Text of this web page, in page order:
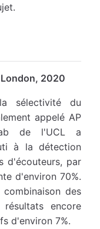
2020
sélectivité du
appelé AP
de l'UCL a
à la détection
d'écouteurs, par
d'environ 70%.
des
encore
d'environ 7%.